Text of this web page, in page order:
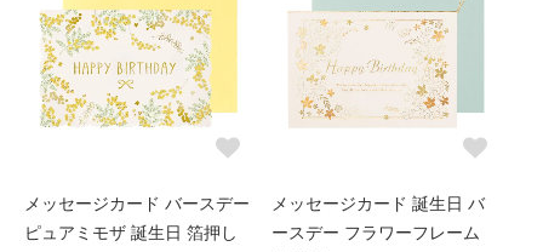
メッセージカード バースデー
ピュアミモザ 誕生日 箔押し
メッセージカード 誕生日 バ
ースデー フラワーフレーム